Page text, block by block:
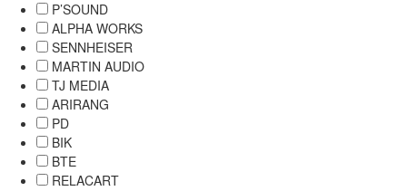
P’SOUND
ALPHA WORKS
SENNHEISER
MARTIN AUDIO
TJ MEDIA
ARIRANG
PD
BIK
BTE
RELACART